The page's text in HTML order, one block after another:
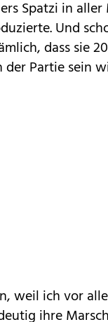
Spatzi in
Und
dass sie
der Partie sein
weil ich vor
ihre